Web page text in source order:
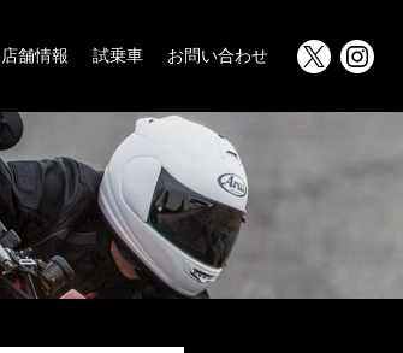
店舗情報 試乗車 お問い合わせ